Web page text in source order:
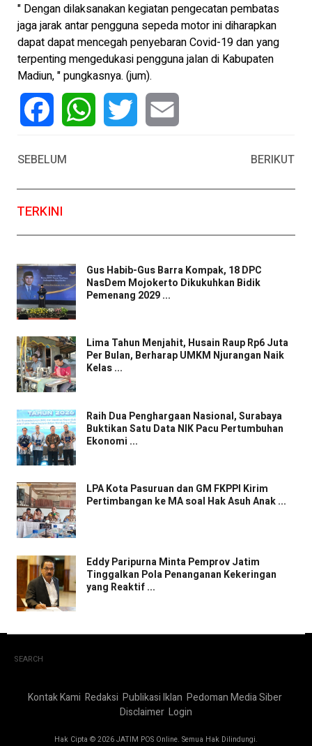
" Dengan dilaksanakan kegiatan pengecatan pembatas
jaga jarak antar pengguna sepeda motor ini diharapkan
dapat dapat mencegah penyebaran Covid-19 dan yang
terpenting mengedukasi pengguna jalan di Kabupaten
Madiun, " pungkasnya. (jum).
SEBELUM
BERIKUT
TERKINI
Gus Habib-Gus Barra Kompak, 18 DPC
NasDem Mojokerto Dikukuhkan Bidik
Pemenang 2029 ...
Lima Tahun Menjahit, Husain Raup Rp6 Juta
Per Bulan, Berharap UMKM Njurangan Naik
Kelas ...
Raih Dua Penghargaan Nasional, Surabaya
Buktikan Satu Data NIK Pacu Pertumbuhan
Ekonomi ...
LPA Kota Pasuruan dan GM FKPPI Kirim
Pertimbangan ke MA soal Hak Asuh Anak ...
Eddy Paripurna Minta Pemprov Jatim
Tinggalkan Pola Penanganan Kekeringan
yang Reaktif ...
SEARCH
Kontak Kami Redaksi Publikasi Iklan Pedoman Media Siber
Disclaimer Login
Hak Cipta © 2026 JATIM POS Online. Semua Hak Dilindungi.